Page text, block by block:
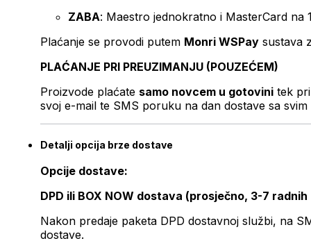
ZABA: Maestro jednokratno i MasterCard na
Plaćanje se provodi putem Monri WSPay sustava
PLAĆANJE PRI PREUZIMANJU (POUZEĆEM)
Proizvode plaćate samo novcem u gotovini tek
svoj e-mail te SMS poruku na dan dostave sa svim
Detalji opcija brze dostave
Opcije dostave:
DPD ili BOX NOW dostava (prosječno, 3-7 radnih
Nakon predaje paketa DPD dostavnoj službi, na
dostave.